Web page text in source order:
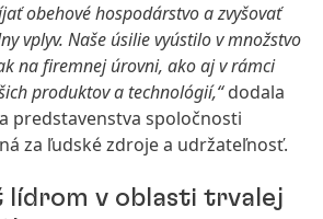
obehové hospodárstvo a zvyšovať
vplyv. Naše úsilie vyústilo v množstvo
na firemnej úrovni, ako aj v rámci
produktov a technológií,“dodala
predstavenstva spoločnosti
za ľudské zdroje a udržateľnosť.
lídrom v oblasti trvalej